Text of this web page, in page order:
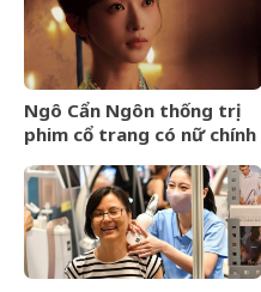
Ngô Cẩn Ngôn thống trị
phim cổ trang có nữ chính
cảnh